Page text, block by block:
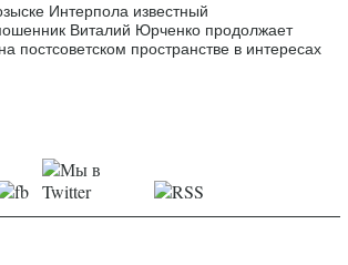
Интерпола известный
Виталий Юрченко продолжает
постсоветском пространстве в интересах